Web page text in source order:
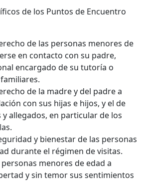
de los Puntos de Encuentro
de las personas menores de
en contacto con su padre,
encargado de su tutoría o
de la madre y del padre a
con sus hijas e hijos, y el de
allegados, en particular de los
y bienestar de las personas
durante el régimen de visitas.
menores de edad a
y sin temor sus sentimientos